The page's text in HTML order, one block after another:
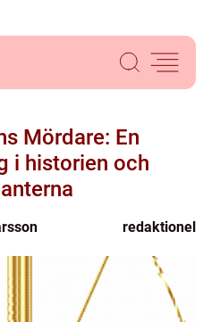
Mördare: En
i historien och
redaktionel